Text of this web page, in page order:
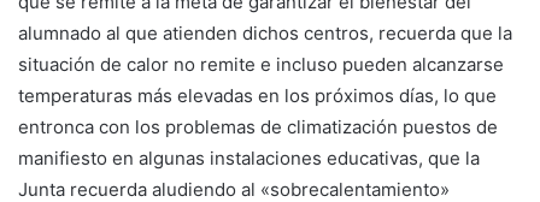
alumnado al que atienden dichos centros, recuerda que la
situación de calor no remite e incluso pueden alcanzarse
temperaturas más elevadas en los próximos días, lo que
entronca con los problemas de climatización puestos de
manifiesto en algunas instalaciones educativas, que la
Junta recuerda aludiendo al «sobrecalentamiento»